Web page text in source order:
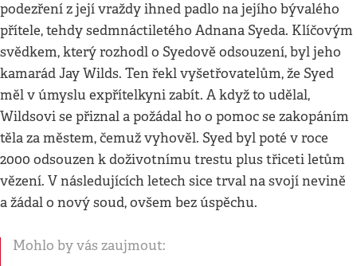
podezření z její vraždy ihned padlo na jejího bývalého
přítele, tehdy sedmnáctiletého Adnana Syeda. Klíčovým
svědkem, který rozhodl o Syedově odsouzení, byl jeho
kamarád Jay Wilds. Ten řekl vyšetřovatelům, že Syed
měl v úmyslu expřítelkyni zabít. A když to udělal,
Wildsovi se přiznal a požádal ho o pomoc se zakopáním
těla za městem, čemuž vyhověl. Syed byl poté v roce
2000 odsouzen k doživotnímu trestu plus třiceti letům
vězení. V následujících letech sice trval na svojí nevině
a žádal o nový soud, ovšem bez úspěchu.
Mohlo by vás zaujmout: